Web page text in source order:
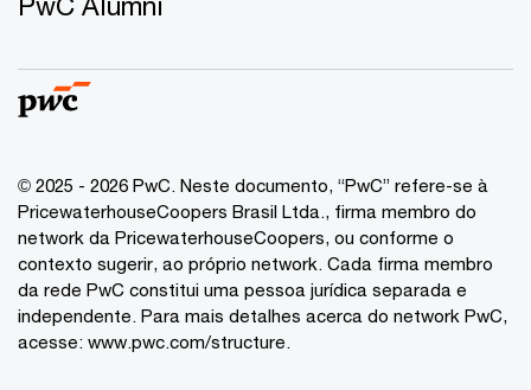
© 2025 - 2026 PwC. Neste documento, “PwC” refere-se à
PricewaterhouseCoopers Brasil Ltda., firma membro do
network da PricewaterhouseCoopers, ou conforme o
contexto sugerir, ao próprio network. Cada firma membro
da rede PwC constitui uma pessoa jurídica separada e
independente. Para mais detalhes acerca do network PwC,
acesse: www.pwc.com/structure.